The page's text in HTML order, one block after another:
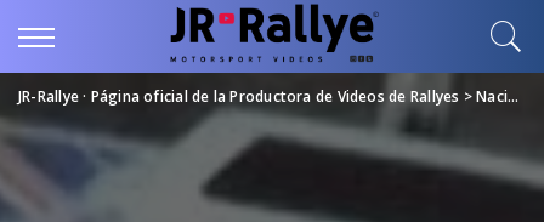
JR-Rallye · Página oficial de la Productora de Videos de Rallyes >Nacional